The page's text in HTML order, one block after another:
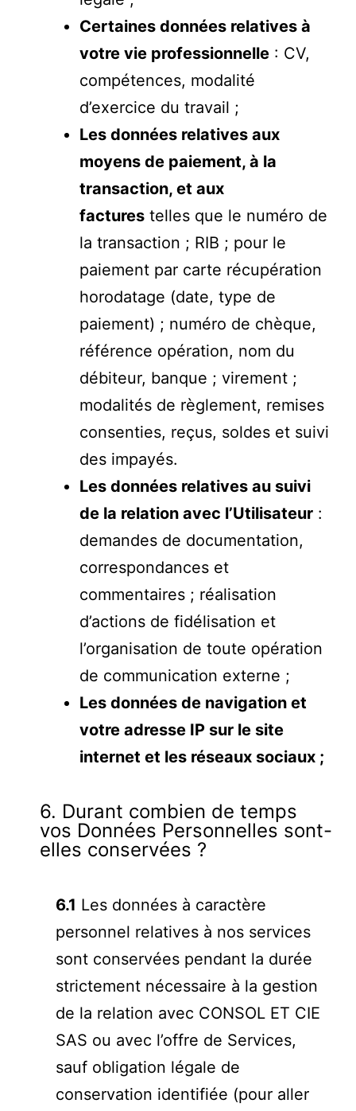
Certaines données relatives à
votre vie professionnelle : CV,
compétences, modalité
d’exercice du travail ;
Les données relatives aux
moyens de paiement, à la
transaction, et aux
factures telles que le numéro de
la transaction ; RIB ; pour le
paiement par carte récupération
horodatage (date, type de
paiement) ; numéro de chèque,
référence opération, nom du
débiteur, banque ; virement ;
modalités de règlement, remises
consenties, reçus, soldes et suivi
des impayés.
Les données relatives au suivi
de la relation avec l’Utilisateur :
demandes de documentation,
correspondances et
commentaires ; réalisation
d’actions de fidélisation et
l’organisation de toute opération
de communication externe ;
Les données de navigation et
votre adresse IP sur le site
internet et les réseaux sociaux ;
6. Durant combien de temps
vos Données Personnelles sont-
elles conservées ?
6.1 Les données à caractère
personnel relatives à nos services
sont conservées pendant la durée
strictement nécessaire à la gestion
de la relation avec CONSOL ET CIE
SAS ou avec l’offre de Services,
sauf obligation légale de
conservation identifiée (pour aller